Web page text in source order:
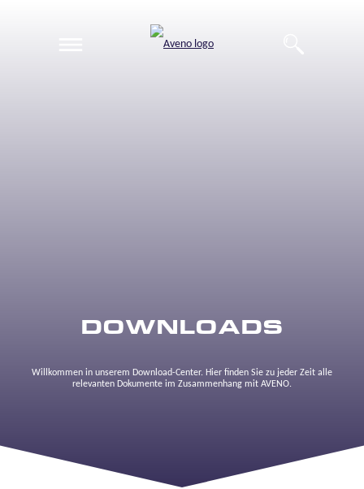
DOWNLOADS
Willkommen in unserem Download-Center. Hier finden Sie zu jeder Zeit alle
relevanten Dokumente im Zusammenhang mit AVENO.